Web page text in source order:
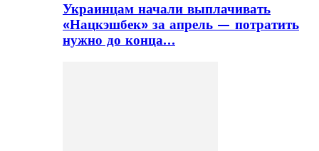
Украинцам начали выплачивать
«Нацкэшбек» за апрель — потратить
нужно до конца…